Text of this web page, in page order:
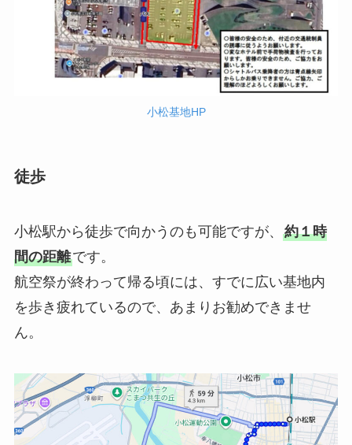
小松基地HP
徒歩
小松駅から徒歩で向かうのも可能ですが、 約１時
間の距離です。
航空祭が終わって帰る頃には、すでに広い基地内
を歩き疲れているので、あまりお勧めできませ
ん。